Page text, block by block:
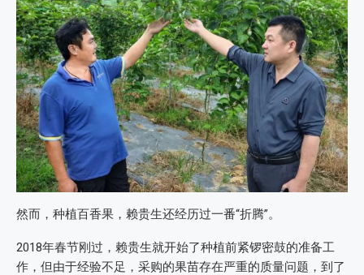
然而，种植百香果，赖贵生还经历过一番“折腾”。
2018年春节刚过，赖贵生就开始了种植前紧锣密鼓的准备工
作，但由于经验不足，采购的果苗存在严重的质量问题，到了